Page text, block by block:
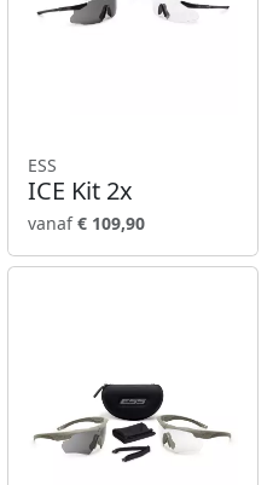
ESS
ICE Kit 2x
vanaf€ 109,90